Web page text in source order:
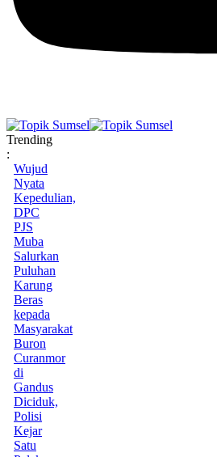
Trending
:
Wujud
Nyata
Kepedulian,
DPC
PJS
Muba
Salurkan
Puluhan
Karung
Beras
kepada
Masyarakat
Buron
Curanmor
di
Gandus
Diciduk,
Polisi
Kejar
Satu